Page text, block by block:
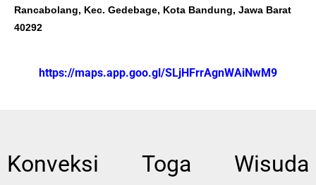
Rancabolang, Kec. Gedebage, Kota Bandung, Jawa Barat
40292
https://maps.app.goo.gl/SLjHFrrAgnWAiNwM9
Konveksi Toga Wisuda